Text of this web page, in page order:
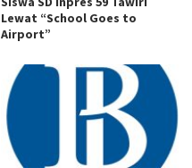
Lewat “School Goes to
Airport”